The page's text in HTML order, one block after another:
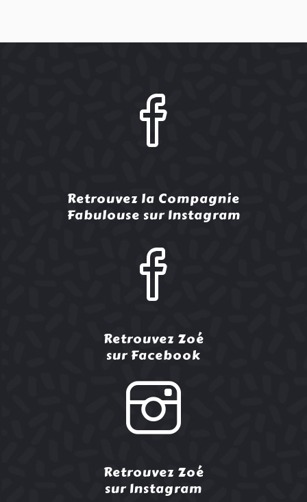
Retrouvez la Compagnie
Fabulouse sur Instagram
Retrouvez Zoé
sur Facebook
Retrouvez Zoé
sur Instagram